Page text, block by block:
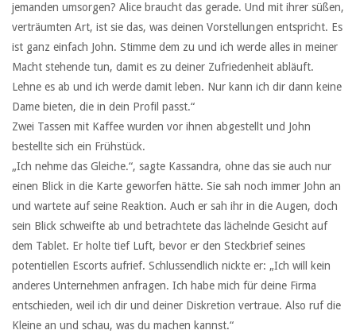
jemanden umsorgen? Alice braucht das gerade. Und mit ihrer süßen,
verträumten Art, ist sie das, was deinen Vorstellungen entspricht. Es
ist ganz einfach John. Stimme dem zu und ich werde alles in meiner
Macht stehende tun, damit es zu deiner Zufriedenheit abläuft.
Lehne es ab und ich werde damit leben. Nur kann ich dir dann keine
Dame bieten, die in dein Profil passt.“
Zwei Tassen mit Kaffee wurden vor ihnen abgestellt und John
bestellte sich ein Frühstück.
„Ich nehme das Gleiche.“, sagte Kassandra, ohne das sie auch nur
einen Blick in die Karte geworfen hätte. Sie sah noch immer John an
und wartete auf seine Reaktion. Auch er sah ihr in die Augen, doch
sein Blick schweifte ab und betrachtete das lächelnde Gesicht auf
dem Tablet. Er holte tief Luft, bevor er den Steckbrief seines
potentiellen Escorts aufrief. Schlussendlich nickte er: „Ich will kein
anderes Unternehmen anfragen. Ich habe mich für deine Firma
entschieden, weil ich dir und deiner Diskretion vertraue. Also ruf die
Kleine an und schau, was du machen kannst.“